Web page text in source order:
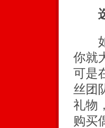
如
你就
可是
丝团
礼物
购买